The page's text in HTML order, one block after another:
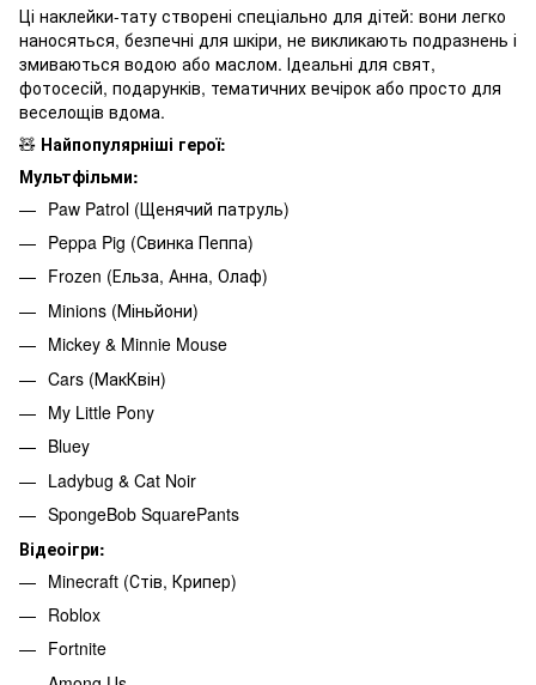
Ці наклейки-тату створені спеціально для дітей: вони легко
наносяться, безпечні для шкіри, не викликають подразнень і
змиваються водою або маслом. Ідеальні для свят,
фотосесій, подарунків, тематичних вечірок або просто для
веселощів вдома.
🧸 Найпопулярніші герої:
Мультфільми:
Paw Patrol (Щенячий патруль)
Peppa Pig (Свинка Пеппа)
Frozen (Ельза, Анна, Олаф)
Minions (Міньйони)
Mickey & Minnie Mouse
Cars (МакКвін)
My Little Pony
Bluey
Ladybug & Cat Noir
SpongeBob SquarePants
Відеоігри:
Minecraft (Стів, Крипер)
Roblox
Fortnite